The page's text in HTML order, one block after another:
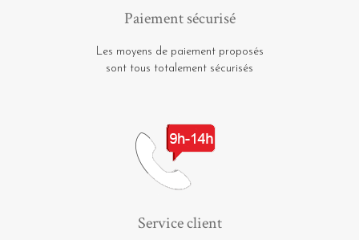
Paiement sécurisé
Les moyens de paiement proposés
sont tous totalement sécurisés
Service client